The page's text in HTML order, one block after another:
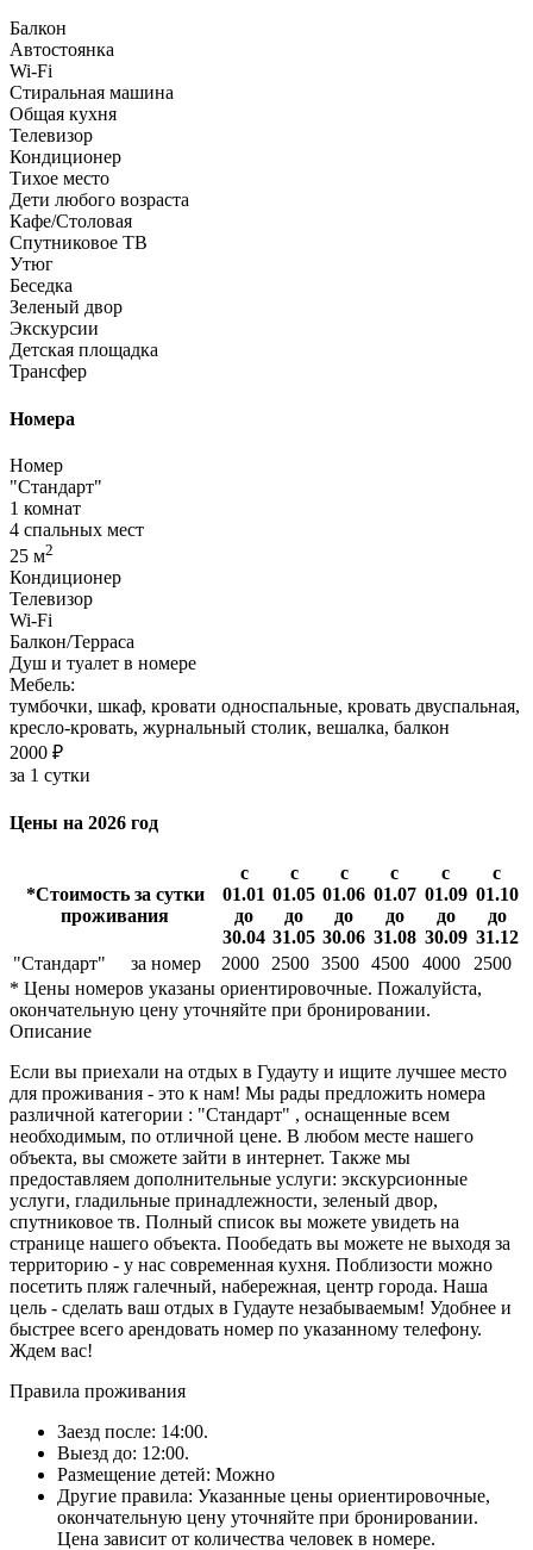
Балкон
Автостоянка
Wi-Fi
Стиральная машина
Общая кухня
Телевизор
Кондиционер
Тихое место
Дети любого возраста
Кафе/Столовая
Спутниковое ТВ
Утюг
Беседка
Зеленый двор
Экскурсии
Детская площадка
Трансфер
Номера
Номер
"Стандарт"
1 комнат
4 спальных мест
25 м2
Кондиционер
Телевизор
Wi-Fi
Балкон/Терраса
Душ и туалет в номере
Мебель:
тумбочки, шкаф, кровати односпальные, кровать двуспальная,
кресло-кровать, журнальный столик, вешалка, балкон
2000 ₽
за 1 сутки
Цены на 2026 год
*Стоимость за сутки
проживания
с
01.01
до
30.04
с
01.05
до
31.05
с
01.06
до
30.06
с
01.07
до
31.08
с
01.09
до
30.09
с
01.10
до
31.12
"Стандарт"
за номер 2000 2500 3500 4500 4000
2500
* Цены номеров указаны ориентировочные. Пожалуйста,
окончательную цену уточняйте при бронировании.
Описание
Если вы приехали на отдых в Гудауту и ищите лучшее место
для проживания - это к нам! Мы рады предложить номера
различной категории : "Стандарт" , оснащенные всем
необходимым, по отличной цене. В любом месте нашего
объекта, вы сможете зайти в интернет. Также мы
предоставляем дополнительные услуги: экскурсионные
услуги, гладильные принадлежности, зеленый двор,
спутниковое тв. Полный список вы можете увидеть на
странице нашего объекта. Пообедать вы можете не выходя за
территорию - у нас современная кухня. Поблизости можно
посетить пляж галечный, набережная, центр города. Наша
цель - сделать ваш отдых в Гудауте незабываемым! Удобнее и
быстрее всего арендовать номер по указанному телефону.
Ждем вас!
Правила проживания
Заезд после: 14:00.
Выезд до: 12:00.
Размещение детей: Можно
Другие правила: Указанные цены ориентировочные,
окончательную цену уточняйте при бронировании.
Цена зависит от количества человек в номере.